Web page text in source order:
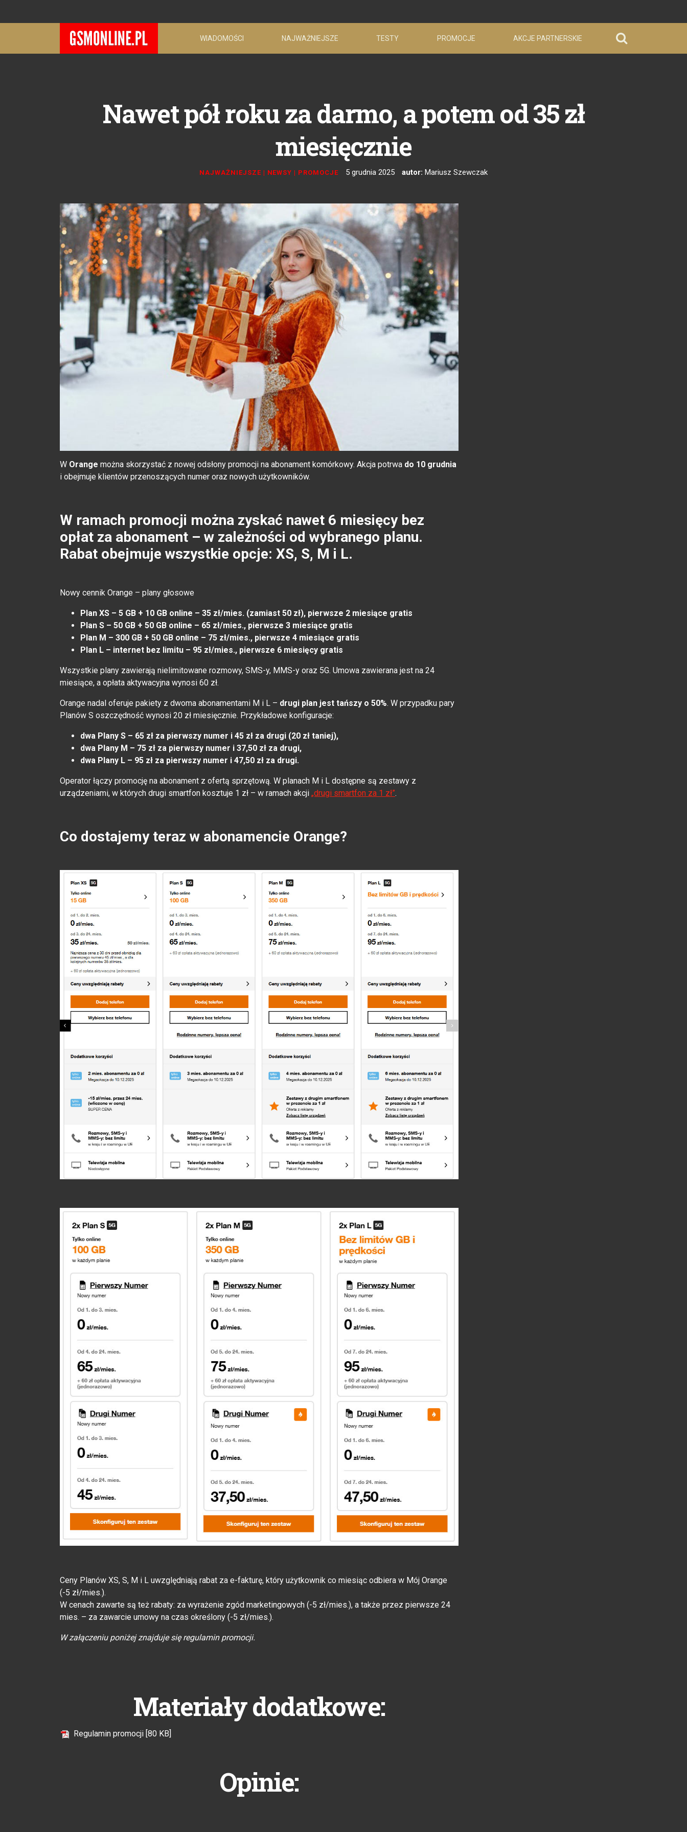
WIADOMOŚCI NAJWAŻNIEJSZE TESTY PROMOCJE AKCJE PARTNERSKIE
Nawet pół roku za darmo, a potem od 35 zł
miesięcznie
NAJWAŻNIEJSZE | NEWSY | PROMOCJE 5 grudnia 2025 autor: Mariusz Szewczak
W Orange można skorzystać z nowej odsłony promocji na abonament komórkowy. Akcja potrwa do 10 grudnia
i obejmuje klientów przenoszących numer oraz nowych użytkowników.
W ramach promocji można zyskać nawet 6 miesięcy bez
opłat za abonament – w zależności od wybranego planu.
Rabat obejmuje wszystkie opcje: XS, S, M i L.
Nowy cennik Orange – plany głosowe
Plan XS – 5 GB + 10 GB online – 35 zł/mies. (zamiast 50 zł), pierwsze 2 miesiące gratis
Plan S – 50 GB + 50 GB online – 65 zł/mies., pierwsze 3 miesiące gratis
Plan M – 300 GB + 50 GB online – 75 zł/mies., pierwsze 4 miesiące gratis
Plan L – internet bez limitu – 95 zł/mies., pierwsze 6 miesięcy gratis
Wszystkie plany zawierają nielimitowane rozmowy, SMS-y, MMS-y oraz 5G. Umowa zawierana jest na 24
miesiące, a opłata aktywacyjna wynosi 60 zł.
Orange nadal oferuje pakiety z dwoma abonamentami M i L – drugi plan jest tańszy o 50%. W przypadku pary
Planów S oszczędność wynosi 20 zł miesięcznie. Przykładowe konfiguracje:
dwa Plany S – 65 zł za pierwszy numer i 45 zł za drugi (20 zł taniej),
dwa Plany M – 75 zł za pierwszy numer i 37,50 zł za drugi,
dwa Plany L – 95 zł za pierwszy numer i 47,50 zł za drugi.
Operator łączy promocję na abonament z ofertą sprzętową. W planach M i L dostępne są zestawy z
urządzeniami, w których drugi smartfon kosztuje 1 zł – w ramach akcji „drugi smartfon za 1 zł”.
Co dostajemy teraz w abonamencie Orange?
Ceny Planów XS, S, M i L uwzględniają rabat za e-fakturę, który użytkownik co miesiąc odbiera w Mój Orange
(-5 zł/mies.).
W cenach zawarte są też rabaty: za wyrażenie zgód marketingowych (-5 zł/mies.), a także przez pierwsze 24
mies. – za zawarcie umowy na czas określony (-5 zł/mies.).
W załączeniu poniżej znajduje się regulamin promocji.
Materiały dodatkowe:
Regulamin promocji [80 KB]
Opinie: